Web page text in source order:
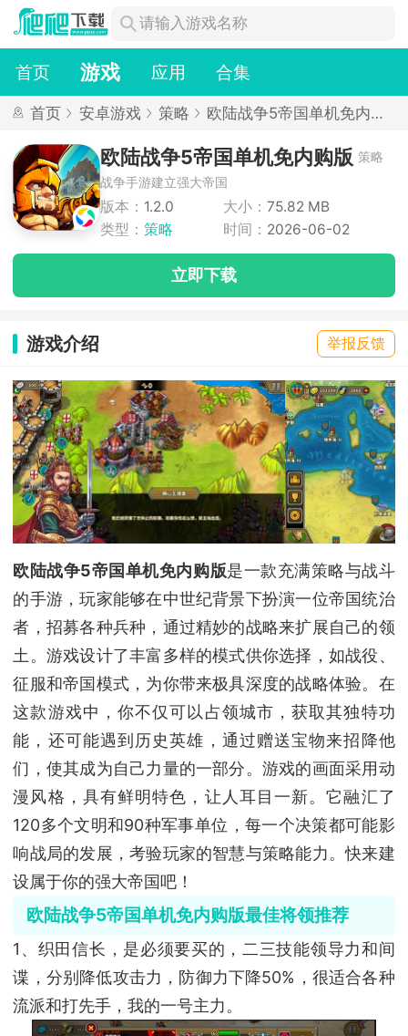
首页 游戏 应用 合集
首页 安卓游戏 策略
欧陆战争5帝国单机免内购
版
欧陆战争5帝国单机免内购版 策略
战争手游建立强大帝国
版本： 1.2.0 大小：75.82 MB
类型： 策略 时间： 2026-06-02
立即下载
游戏介绍 举报反馈
欧陆战争5帝国单机免内购版是一款充满策略与战斗
的手游，玩家能够在中世纪背景下扮演一位帝国统治
者，招募各种兵种，通过精妙的战略来扩展自己的领
土。游戏设计了丰富多样的模式供你选择，如战役、
征服和帝国模式，为你带来极具深度的战略体验。在
这款游戏中，你不仅可以占领城市，获取其独特功
能，还可能遇到历史英雄，通过赠送宝物来招降他
们，使其成为自己力量的一部分。游戏的画面采用动
漫风格，具有鲜明特色，让人耳目一新。它融汇了
120多个文明和90种军事单位，每一个决策都可能影
响战局的发展，考验玩家的智慧与策略能力。快来建
设属于你的强大帝国吧！
欧陆战争5帝国单机免内购版最佳将领推荐
1、织田信长，是必须要买的，二三技能领导力和间
谍，分别降低攻击力，防御力下降50%，很适合各种
流派和打先手，我的一号主力。